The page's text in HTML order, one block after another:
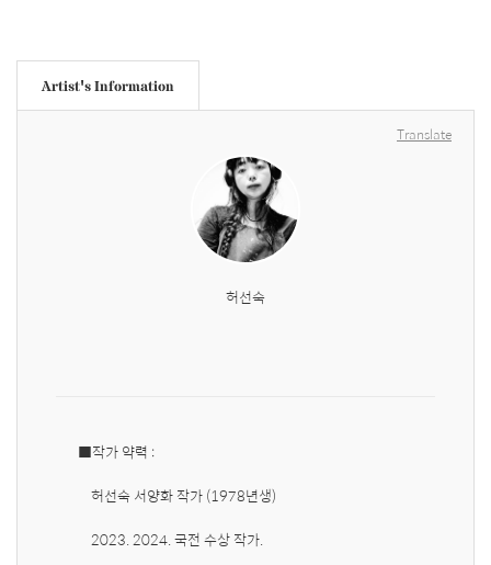
Artist's Information
Translate
허선숙
■작가 약력 :